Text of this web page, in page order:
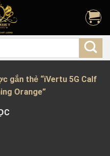
gắn thẻ “iVertu 5G Calf
Orange”